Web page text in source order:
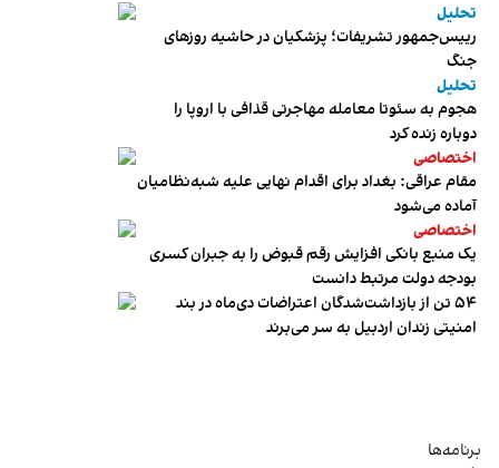
تحلیل
رییس‌جمهور تشریفات؛ پزشکیان در حاشیه روزهای
جنگ
تحلیل
هجوم به سئوتا معامله مهاجرتی قذافی با اروپا را
دوباره زنده کرد
اختصاصی
مقام عراقی: بغداد برای اقدام نهایی علیه شبه‌نظامیان
آماده می‌شود
اختصاصی
یک منبع بانکی افزایش رقم قبوض را به جبران کسری
بودجه دولت مرتبط دانست
۵۴ تن از بازداشت‌شدگان اعتراضات دی‌ماه در بند
امنیتی زندان اردبیل به سر می‌برند
برنامه‌ها